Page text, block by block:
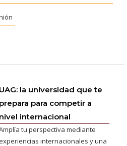
UAG: la universidad que te
prepara para competir a
nivel internacional
tu perspectiva mediante
internacionales y una